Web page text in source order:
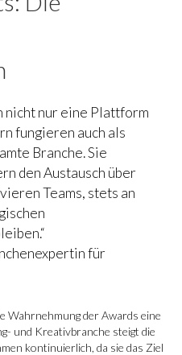
nicht nur eine Plattform
fungieren auch als
Branche. Sie
den Austausch über
Teams, stets an
für
Wahrnehmung der Awards eine
und Kreativbranche steigt die
kontinuierlich, da sie das Ziel